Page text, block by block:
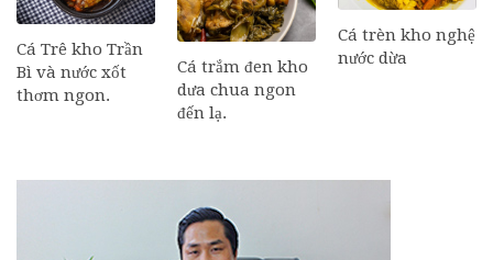
Cá Trê kho Trần
Bì và nước xốt
thơm ngon.
Cá trắm đen kho
dưa chua ngon
đến lạ.
Cá trèn kho nghệ
nước dừa